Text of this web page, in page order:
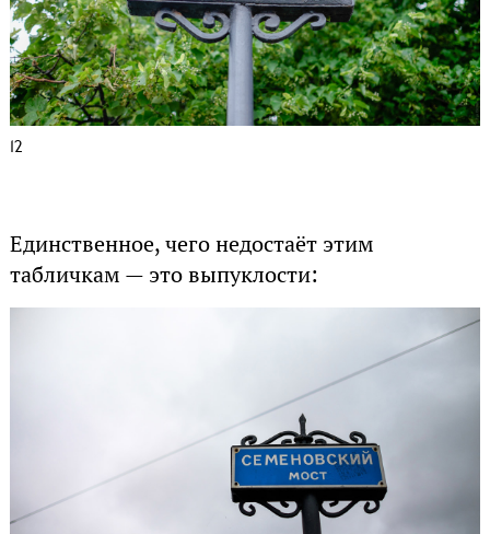
12
Единственное, чего недостаёт этим
табличкам — это выпуклости: